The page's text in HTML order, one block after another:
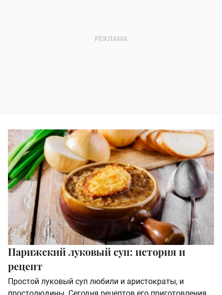
Парижский луковый суп: история и
рецепт
Простой луковый суп любили и аристократы, и
простолюдины. Сегодня рецептов его приготовления